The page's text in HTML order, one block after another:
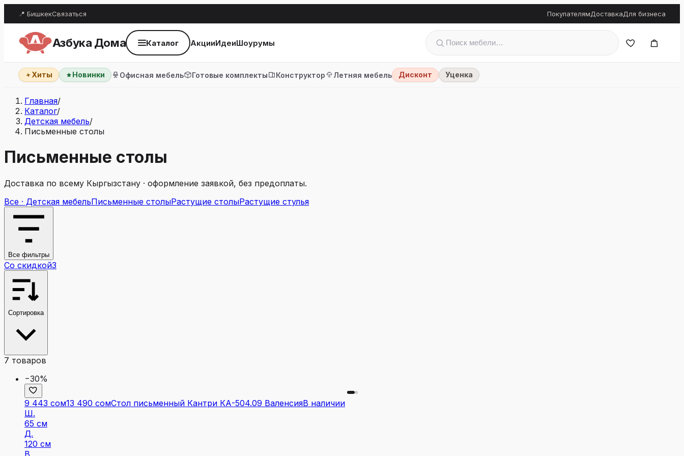
📍 БишкекСвязаться ПокупателямДоставкаДля бизнеса
Азбука Дома Каталог АкцииИдеиШоурумы
Хиты Новинки Офисная мебель Готовые комплекты Конструктор Летняя мебель Дисконт Уценка
Главная/
Каталог/
Детская мебель/
Письменные столы
Письменные столы
Доставка по всему Кыргызстану · оформление заявкой, без предоплаты.
Все · Детская мебельПисьменные столыРастущие столыРастущие стулья
Все фильтры
Со скидкой3
Сортировка
7 товаров
−30%
9 443 сом13 490 сомСтол письменный Кантри КА-504.09 ВаленсияВ наличии
Ш.
65 см
Д.
120 см
В.